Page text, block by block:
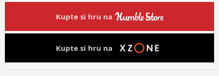
Kupte si hru na
Kupte si hru na